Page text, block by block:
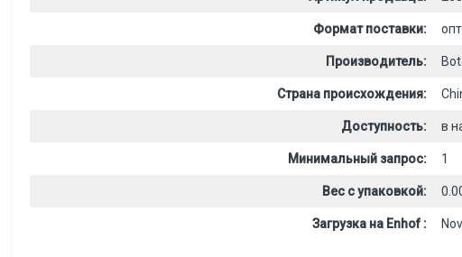
Формат поставки:
Производитель:
Страна происхождения:
Доступность: в
Минимальный запрос: 1
Вес с упаковкой:
Загрузка на Enhof :